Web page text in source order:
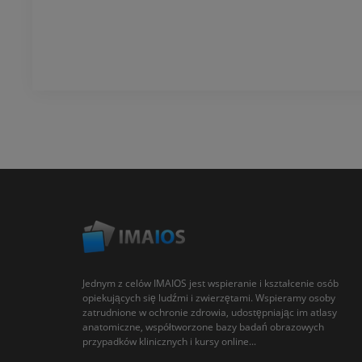
Jednym z celów IMAIOS jest wspieranie i kształcenie osób
opiekujących się ludźmi i zwierzętami. Wspieramy osoby
zatrudnione w ochronie zdrowia, udostępniając im atlasy
anatomiczne, współtworzone bazy badań obrazowych
przypadków klinicznych i kursy online...